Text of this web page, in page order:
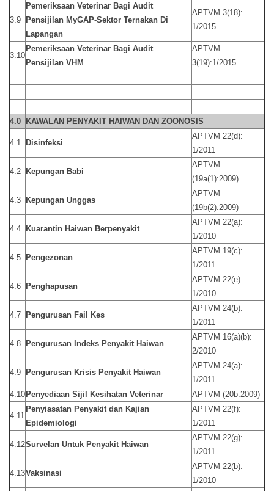
3.9
Pemeriksaan Veterinar Bagi Audit
Pensijilan MyGAP-Sektor Ternakan Di
Lapangan
APTVM 3(18):
1/2015
3.10
Pemeriksaan Veterinar Bagi Audit
Pensijilan VHM
APTVM
3(19):1/2015
4.0 KAWALAN PENYAKIT HAIWAN DAN ZOONOSIS
4.1 Disinfeksi
APTVM 22(d):
1/2011
4.2 Kepungan Babi
APTVM
(19a(1):2009)
4.3 Kepungan Unggas
APTVM
(19b(2):2009)
4.4 Kuarantin Haiwan Berpenyakit
APTVM 22(a):
1/2010
4.5 Pengezonan
APTVM 19(c):
1/2011
4.6 Penghapusan
APTVM 22(e):
1/2010
4.7 Pengurusan Fail Kes
APTVM 24(b):
1/2011
4.8 Pengurusan Indeks Penyakit Haiwan
APTVM 16(a)(b):
2/2010
4.9 Pengurusan Krisis Penyakit Haiwan
APTVM 24(a):
1/2011
4.10 Penyediaan Sijil Kesihatan Veterinar APTVM (20b:2009)
4.11
Penyiasatan Penyakit dan Kajian
Epidemiologi
APTVM 22(f):
1/2011
4.12Survelan Untuk Penyakit Haiwan
APTVM 22(g):
1/2011
4.13Vaksinasi
APTVM 22(b):
1/2010